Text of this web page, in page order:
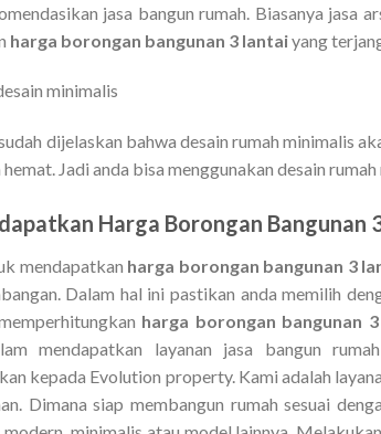
jasa bangun rumah. Biasanya jasa
harga borongan bangunan 3 lantaiyang
minimalis
dijelaskan bahwa desain rumah minimalis
Jadi anda bisa menggunakan desain
Harga Borongan Bangunan
mendapatkan harga borongan bangunan 3
Dalam hal ini pastikan anda memilih
harga borongan bangunan
mendapatkan layanan jasa bangun
kepada Evolution property. Kami adalah
Dimana siap membangun rumah sesuai